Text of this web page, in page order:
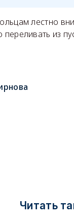
лестно
из
Читать